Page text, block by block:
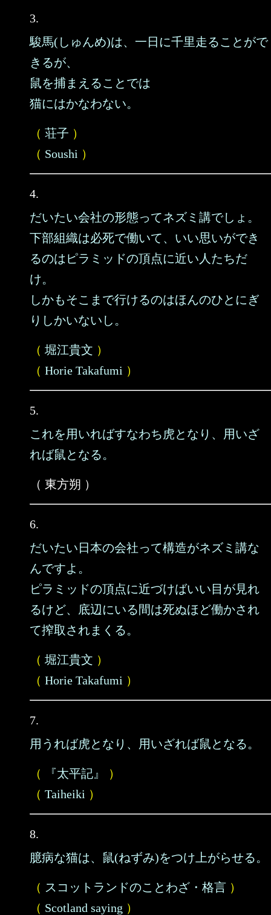
3.
駿馬(しゅんめ)は、一日に千里走ることがで
きるが、
鼠を捕まえることでは
猫にはかなわない。
（ 荘子 ）
（ Soushi ）
4.
だいたい会社の形態ってネズミ講でしょ。
下部組織は必死で働いて、いい思いができ
るのはピラミッドの頂点に近い人たちだ
け。
しかもそこまで行けるのはほんのひとにぎ
りしかいないし。
（ 堀江貴文 ）
（ Horie Takafumi ）
5.
これを用いればすなわち虎となり、用いざ
れば鼠となる。
（ 東方朔 ）
6.
だいたい日本の会社って構造がネズミ講な
んですよ。
ピラミッドの頂点に近づけばいい目が見れ
るけど、底辺にいる間は死ぬほど働かされ
て搾取されまくる。
（ 堀江貴文 ）
（ Horie Takafumi ）
7.
用うれば虎となり、用いざれば鼠となる。
（ 『太平記』
）
（ Taiheiki ）
8.
臆病な猫は、鼠(ねずみ)をつけ上がらせる。
（ スコットランドのことわざ・格言 ）
（ Scotland saying ）